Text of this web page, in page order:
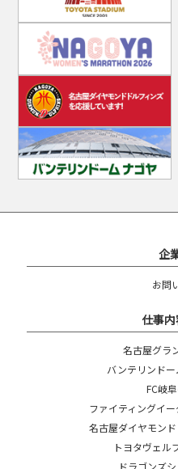
企
お問
仕事
名古屋グラ
バンテリンド
FC岐
ファイティングイ
名古屋ダイヤモン
トヨタヴェル
ドラゴンズ